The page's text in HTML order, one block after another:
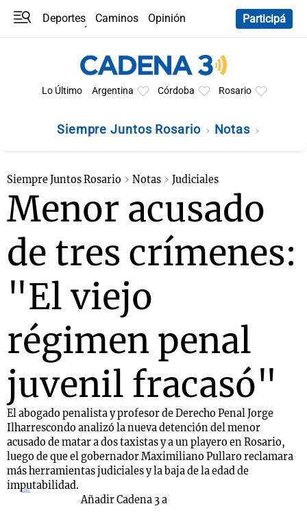
Deportes Caminos
Opinión
Participá
Lo Último Argentina Córdoba Rosario
Siempre Juntos Rosario Notas
Siempre Juntos Rosario Notas Judiciales
Menor acusado
de tres crímenes:
"El viejo
régimen penal
juvenil fracasó"
El abogado penalista y profesor de Derecho Penal Jorge
Ilharrescondo analizó la nueva detención del menor
acusado de matar a dos taxistas y a un playero en Rosario,
luego de que el gobernador Maximiliano Pullaro reclamara
más herramientas judiciales y la baja de la edad de
imputabilidad.
Añadir Cadena 3 a